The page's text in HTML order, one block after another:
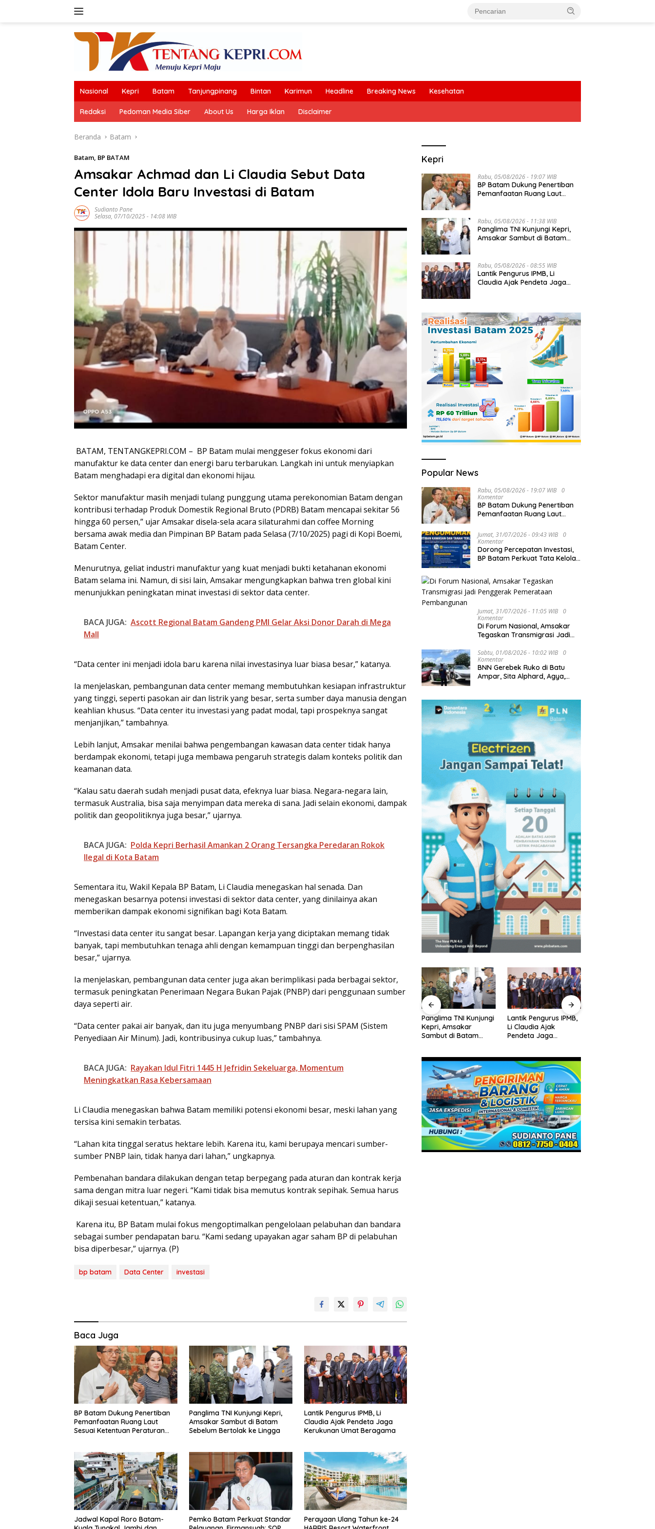
Nasional Kepri Batam Tanjungpinang Bintan Karimun Headline Breaking News Kesehatan
Redaksi Pedoman Media Siber About Us Harga Iklan Disclaimer
Beranda Batam
Batam, BP BATAM
Amsakar Achmad dan Li Claudia Sebut Data
Center Idola Baru Investasi di Batam
Sudianto Pane
Selasa, 07/10/2025 - 14:08 WIB
BATAM, TENTANGKEPRI.COM – BP Batam mulai menggeser fokus ekonomi dari
manufaktur ke data center dan energi baru terbarukan. Langkah ini untuk menyiapkan
Batam menghadapi era digital dan ekonomi hijau.
Sektor manufaktur masih menjadi tulang punggung utama perekonomian Batam dengan
kontribusi terhadap Produk Domestik Regional Bruto (PDRB) Batam mencapai sekitar 56
hingga 60 persen,” ujar Amsakar disela-sela acara silaturahmi dan coffee Morning
bersama awak media dan Pimpinan BP Batam pada Selasa (7/10/2025) pagi di Kopi Boemi,
Batam Center.
Menurutnya, geliat industri manufaktur yang kuat menjadi bukti ketahanan ekonomi
Batam selama ini. Namun, di sisi lain, Amsakar mengungkapkan bahwa tren global kini
menunjukkan peningkatan minat investasi di sektor data center.
BACA JUGA: Ascott Regional Batam Gandeng PMI Gelar Aksi Donor Darah di Mega
Mall
“Data center ini menjadi idola baru karena nilai investasinya luar biasa besar,” katanya.
Ia menjelaskan, pembangunan data center memang membutuhkan kesiapan infrastruktur
yang tinggi, seperti pasokan air dan listrik yang besar, serta sumber daya manusia dengan
keahlian khusus. “Data center itu investasi yang padat modal, tapi prospeknya sangat
menjanjikan,” tambahnya.
Lebih lanjut, Amsakar menilai bahwa pengembangan kawasan data center tidak hanya
berdampak ekonomi, tetapi juga membawa pengaruh strategis dalam konteks politik dan
keamanan data.
“Kalau satu daerah sudah menjadi pusat data, efeknya luar biasa. Negara-negara lain,
termasuk Australia, bisa saja menyimpan data mereka di sana. Jadi selain ekonomi, dampak
politik dan geopolitiknya juga besar,” ujarnya.
BACA JUGA: Polda Kepri Berhasil Amankan 2 Orang Tersangka Peredaran Rokok
Ilegal di Kota Batam
Sementara itu, Wakil Kepala BP Batam, Li Claudia menegaskan hal senada. Dan
menegaskan besarnya potensi investasi di sektor data center, yang dinilainya akan
memberikan dampak ekonomi signifikan bagi Kota Batam.
“Investasi data center itu sangat besar. Lapangan kerja yang diciptakan memang tidak
banyak, tapi membutuhkan tenaga ahli dengan kemampuan tinggi dan berpenghasilan
besar,” ujarnya.
Ia menjelaskan, pembangunan data center juga akan berimplikasi pada berbagai sektor,
termasuk peningkatan Penerimaan Negara Bukan Pajak (PNBP) dari penggunaan sumber
daya seperti air.
“Data center pakai air banyak, dan itu juga menyumbang PNBP dari sisi SPAM (Sistem
Penyediaan Air Minum). Jadi, kontribusinya cukup luas,” tambahnya.
BACA JUGA: Rayakan Idul Fitri 1445 H Jefridin Sekeluarga, Momentum
Meningkatkan Rasa Kebersamaan
Li Claudia menegaskan bahwa Batam memiliki potensi ekonomi besar, meski lahan yang
tersisa kini semakin terbatas.
“Lahan kita tinggal seratus hektare lebih. Karena itu, kami berupaya mencari sumber-
sumber PNBP lain, tidak hanya dari lahan,” ungkapnya.
Pembenahan bandara dilakukan dengan tetap berpegang pada aturan dan kontrak kerja
sama dengan mitra luar negeri. “Kami tidak bisa memutus kontrak sepihak. Semua harus
dikaji sesuai ketentuan,” katanya.
Karena itu, BP Batam mulai fokus mengoptimalkan pengelolaan pelabuhan dan bandara
sebagai sumber pendapatan baru. “Kami sedang upayakan agar saham BP di pelabuhan
bisa diperbesar,” ujarnya. (P)
bp batam Data Center investasi
Baca Juga
BP Batam Dukung Penertiban
Pemanfaatan Ruang Laut
Sesuai Ketentuan Peraturan
Panglima TNI Kunjungi Kepri,
Amsakar Sambut di Batam
Sebelum Bertolak ke Lingga
Lantik Pengurus IPMB, Li
Claudia Ajak Pendeta Jaga
Kerukunan Umat Beragama
Jadwal Kapal Roro Batam-
Pemko Batam Perkuat Standar
Perayaan Ulang Tahun ke-24
Kepri
Rabu, 05/08/2026 - 19:07 WIB
BP Batam Dukung Penertiban
Pemanfaatan Ruang Laut
Rabu, 05/08/2026 - 11:38 WIB
Panglima TNI Kunjungi Kepri,
Amsakar Sambut di Batam
Rabu, 05/08/2026 - 08:55 WIB
Lantik Pengurus IPMB, Li
Claudia Ajak Pendeta Jaga
Popular News
Rabu, 05/08/2026 - 19:07 WIB
0
Komentar
BP Batam Dukung Penertiban
Pemanfaatan Ruang Laut
Perundang-undangan
Jumat, 31/07/2026 - 09:43 WIB
0
Komentar
Dorong Percepatan Investasi,
BP Batam Perkuat Tata Kelola
Jumat, 31/07/2026 - 11:05 WIB
0
Komentar
Di Forum Nasional, Amsakar
Tegaskan Transmigrasi Jadi
Pembangunan
Sabtu, 01/08/2026 - 10:02 WIB
0
Komentar
BNN Gerebek Ruko di Batu
Ampar, Sita Alphard, Agya,
Standar Pelayanan,
Firmansyah: SOP
Harus Permudah
Tahun ke-24 HARRIS
Resort Waterfront
Batam Gelar
Penertiban
Panglima TNI Kunjungi
Kepri, Amsakar
Sambut di Batam
Lantik Pengurus IPMB,
Li Claudia Ajak
Pendeta Jaga